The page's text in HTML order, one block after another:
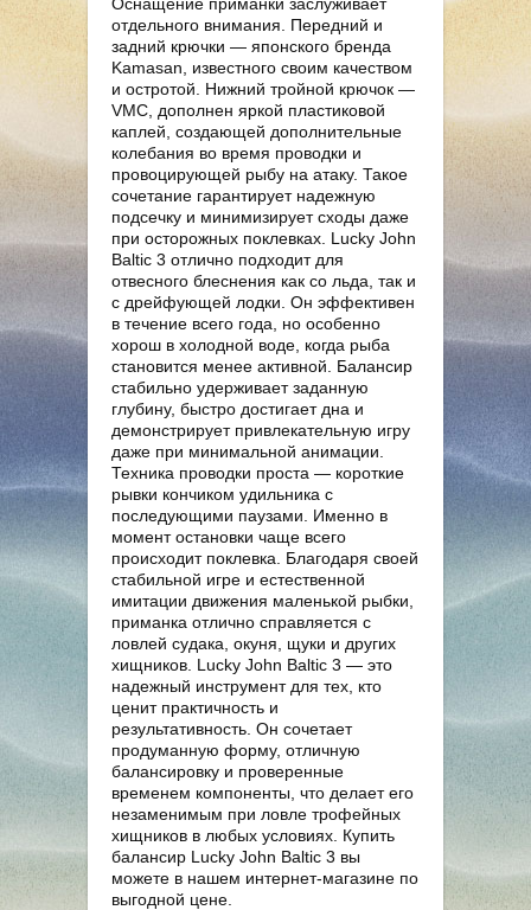
отдельного внимания. Передний и
задний крючки — японского бренда
Kamasan, известного своим качеством
и остротой. Нижний тройной крючок —
VMC, дополнен яркой пластиковой
каплей, создающей дополнительные
колебания во время проводки и
провоцирующей рыбу на атаку. Такое
сочетание гарантирует надежную
подсечку и минимизирует сходы даже
при осторожных поклевках. Lucky John
Baltic 3 отлично подходит для
отвесного блеснения как со льда, так и
с дрейфующей лодки. Он эффективен
в течение всего года, но особенно
хорош в холодной воде, когда рыба
становится менее активной. Балансир
стабильно удерживает заданную
глубину, быстро достигает дна и
демонстрирует привлекательную игру
даже при минимальной анимации.
Техника проводки проста — короткие
рывки кончиком удильника с
последующими паузами. Именно в
момент остановки чаще всего
происходит поклевка. Благодаря своей
стабильной игре и естественной
имитации движения маленькой рыбки,
приманка отлично справляется с
ловлей судака, окуня, щуки и других
хищников. Lucky John Baltic 3 — это
надежный инструмент для тех, кто
ценит практичность и
результативность. Он сочетает
продуманную форму, отличную
балансировку и проверенные
временем компоненты, что делает его
незаменимым при ловле трофейных
хищников в любых условиях. Купить
балансир Lucky John Baltic 3 вы
можете в нашем интернет-магазине по
выгодной цене.